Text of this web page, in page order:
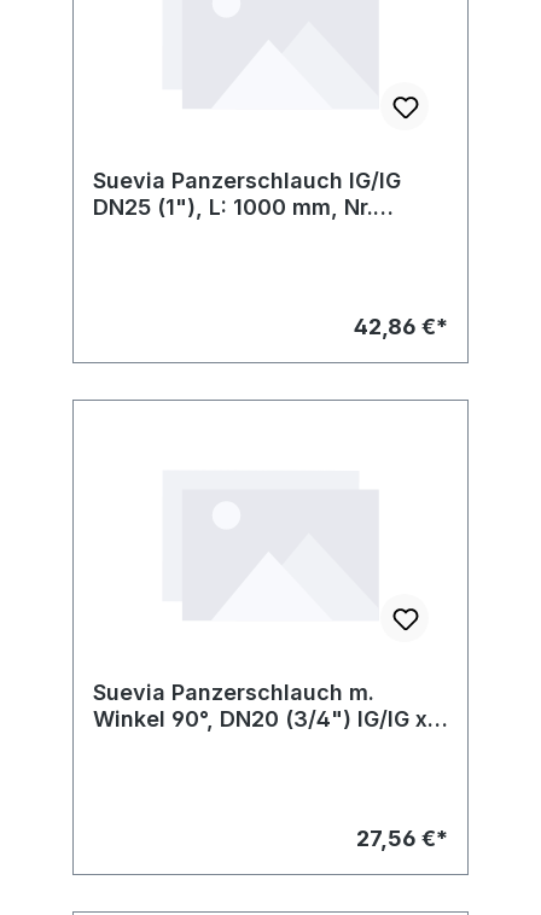
Suevia Panzerschlauch IG/IG
DN25 (1"), L: 1000 mm, Nr.
42,86 €*
Suevia Panzerschlauch m.
Winkel 90°, DN20 (3/4") IG/IG x
27,56 €*